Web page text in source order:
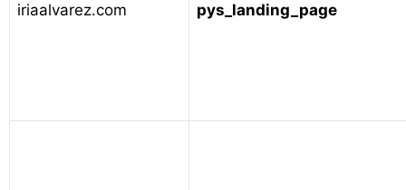
iriaalvarez.com pys_landing_page